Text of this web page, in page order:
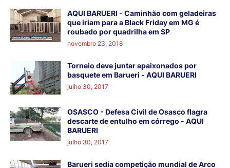
AQUI BARUERI - Caminhão com geladeiras
que iriam para a Black Friday em MG é
roubado por quadrilha em SP
novembro 23, 2018
Torneio deve juntar apaixonados por
basquete em Barueri - AQUI BARUERI
julho 30, 2017
OSASCO - Defesa Civil de Osasco flagra
descarte de entulho em córrego - AQUI
BARUERI
julho 30, 2017
Barueri sedia competição mundial de Arco